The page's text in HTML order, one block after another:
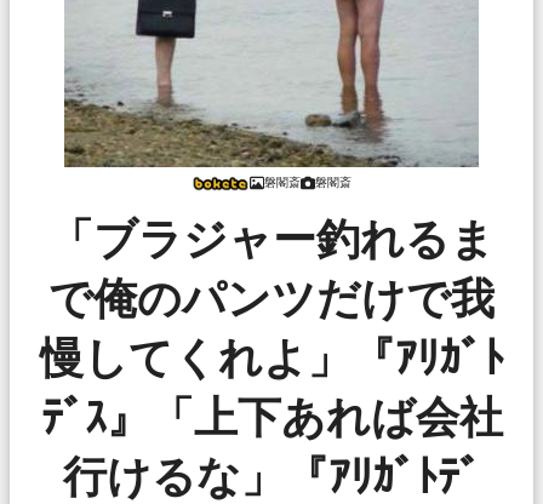
磐閣斎 磐閣斎
「ブラジャー釣れるま
で俺のパンツだけで我
慢してくれよ」『ｱﾘｶﾞﾄ
ﾃﾞｽ』「上下あれば会社
行けるな」『ｱﾘｶﾞﾄﾃﾞ